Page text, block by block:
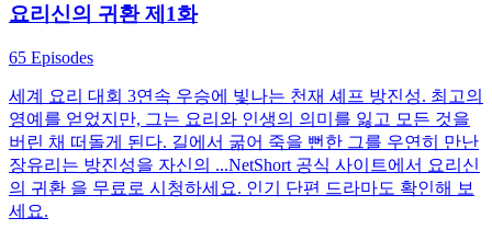
요리신의 귀환 제1화
65 Episodes
세계 요리 대회 3연속 우승에 빛나는 천재 셰프 방진성. 최고의
영예를 얻었지만, 그는 요리와 인생의 의미를 잃고 모든 것을
버린 채 떠돌게 된다. 길에서 굶어 죽을 뻔한 그를 우연히 만난
장유리는 방진성을 자신의 ...NetShort 공식 사이트에서 요리신
의 귀환 을 무료로 시청하세요. 인기 단편 드라마도 확인해 보
세요.